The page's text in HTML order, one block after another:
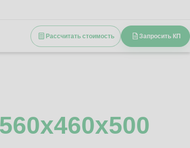
Рассчитать стоимость Запросить КП